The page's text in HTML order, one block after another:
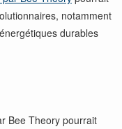
notamment
durables
Bee Theory pourrait